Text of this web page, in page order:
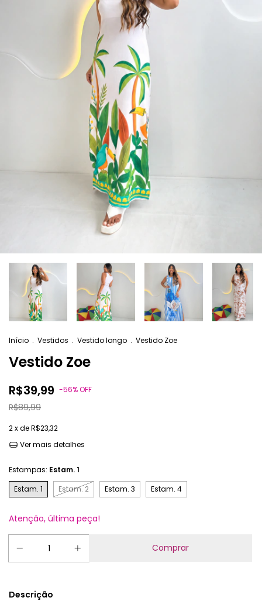
Início . Vestidos . Vestido longo . Vestido Zoe
Vestido Zoe
R$39,99 -56%OFF
R$89,99
2x deR$23,32
Ver mais detalhes
Estampas: Estam. 1
Estam. 1
Estam. 2 Estam. 3 Estam. 4
Atenção, última peça!
Descrição